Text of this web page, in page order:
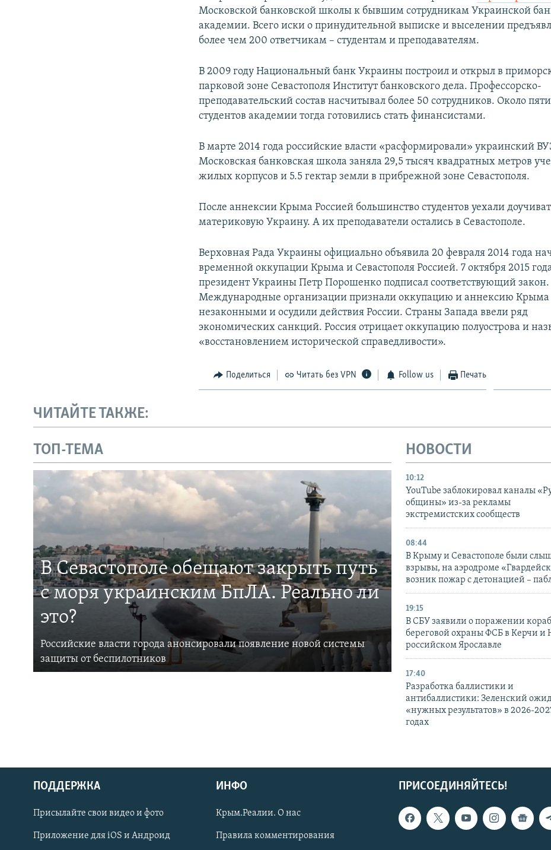
Українською
Qırımtatar
Московской банковской школы к бывшим сотрудникам Украинской
академии. Всего иски о принудительной выписке и выселении
более чем 200 ответчикам – студентам и преподавателям.
В 2009 году Национальный банк Украины построил и открыл в
парковой зоне Севастополя Институт банковского дела. Профессорско-
преподавательский состав насчитывал более 50 сотрудников. Около
студентов академии тогда готовились стать финансистами.
В марте 2014 года российские власти «расформировали» украинский
Московская банковская школа заняла 29,5 тысяч квадратных метров
жилых корпусов и 5.5 гектар земли в прибрежной зоне Севастополя.
После аннексии Крыма Россией большинство студентов уехали
материковую Украину. А их преподаватели остались в Севастополе.
Верховная Рада Украины официально объявила 20 февраля 2014 года
временной оккупации Крыма и Севастополя Россией. 7 октября 2015
президент Украины Петр Порошенко подписал соответствующий закон.
Международные организации признали оккупацию и аннексию Крыма
незаконными и осудили действия России. Страны Запада ввели ряд
экономических санкций. Россия отрицает оккупацию полуострова и
«восстановлением исторической справедливости».
Поделиться Читать без VPN Follow us Печать
ЧИТАЙТЕ ТАКЖЕ:
ТОП-ТЕМА
В Севастополе обещают закрыть путь
с моря украинским БпЛА. Реально ли
это?
Российские власти города анонсировали появление новой системы
защиты от беспилотников
НОВОСТИ
10:12
YouTube заблокировал каналы
общины» из-за рекламы
экстремистских сообществ
08:44
В Крыму и Севастополе были
взрывы, на аэродроме
возник пожар с детонацией –
19:15
В СБУ заявили о поражении
береговой охраны ФСБ в Керчи и
российском Ярославле
17:40
Разработка баллистики и
антибаллистики: Зеленский
«нужных результатов» в 2026-
годах
ПРИСОЕДИНЯЙТЕСЬ!
ПОДДЕРЖКА
Присылайте свои видео и фото
Приложение для iOS и Андроид
ИНФО
Крым.Реалии. О нас
Правила комментирования